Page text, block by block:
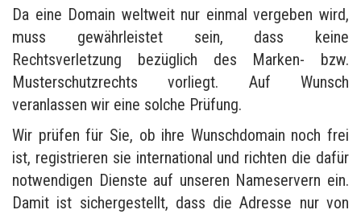
Da eine Domain weltweit nur einmal vergeben wird,
muss gewährleistet sein, dass keine
Rechtsverletzung bezüglich des Marken- bzw.
Musterschutzrechts vorliegt. Auf Wunsch
veranlassen wir eine solche Prüfung.
Wir prüfen für Sie, ob ihre Wunschdomain noch frei
ist, registrieren sie international und richten die dafür
notwendigen Dienste auf unseren Nameservern ein.
Damit ist sichergestellt, dass die Adresse nur von